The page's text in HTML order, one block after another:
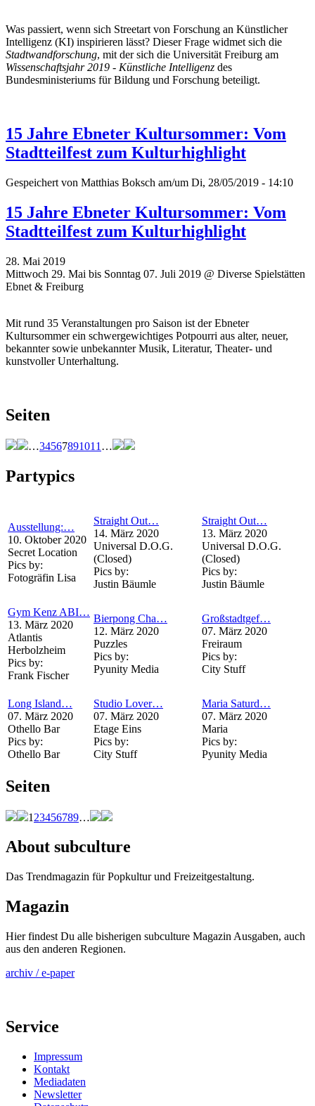
Was passiert, wenn sich Streetart von Forschung an Künstlicher
Intelligenz (KI) inspirieren lässt? Dieser Frage widmet sich die
Stadtwandforschung, mit der sich die Universität Freiburg am
Wissenschaftsjahr 2019 - Künstliche Intelligenz des
Bundesministeriums für Bildung und Forschung beteiligt.
15 Jahre Ebneter Kultursommer: Vom
Stadtteilfest zum Kulturhighlight
Gespeichert von Matthias Boksch am/um Di, 28/05/2019 - 14:10
15 Jahre Ebneter Kultursommer: Vom
Stadtteilfest zum Kulturhighlight
28. Mai 2019
Mittwoch 29. Mai bis Sonntag 07. Juli 2019 @ Diverse Spielstätten
Ebnet & Freiburg
Mit rund 35 Veranstaltungen pro Saison ist der Ebneter
Kultursommer ein schwergewichtiges Potpourri aus alter, neuer,
bekannter sowie unbekannter Musik, Literatur, Theater- und
kunstvoller Unterhaltung.
Seiten
…34567891011 …
Partypics
Ausstellung:…
10. Oktober 2020
Secret Location
Pics by:
Fotogräfin Lisa
Straight Out…
14. März 2020
Universal D.O.G.
(Closed)
Pics by:
Justin Bäumle
Straight Out…
13. März 2020
Universal D.O.G.
(Closed)
Pics by:
Justin Bäumle
Gym Kenz ABI…
13. März 2020
Atlantis
Herbolzheim
Pics by:
Frank Fischer
Bierpong Cha…
12. März 2020
Puzzles
Pics by:
Pyunity Media
Großstadtgef…
07. März 2020
Freiraum
Pics by:
City Stuff
Long Island…
07. März 2020
Othello Bar
Pics by:
Othello Bar
Studio Lover…
07. März 2020
Etage Eins
Pics by:
City Stuff
Maria Saturd…
07. März 2020
Maria
Pics by:
Pyunity Media
Seiten
1 23456789…
About subculture
Das Trendmagazin für Popkultur und Freizeitgestaltung.
Magazin
Hier findest Du alle bisherigen subculture Magazin Ausgaben, auch
aus den anderen Regionen.
archiv / e-paper
Service
Impressum
Kontakt
Mediadaten
Newsletter